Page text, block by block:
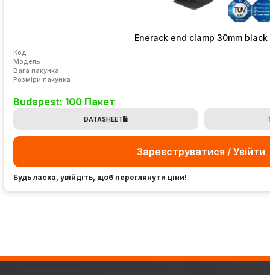
Enerack end clamp 30mm black
Код
Модель
Вага пакунка
Розміри пакунка
Budapest: 100 Пакет
DATASHEET
Зареєструватися / Увійти
Будь ласка, увійдіть, щоб переглянути ціни!